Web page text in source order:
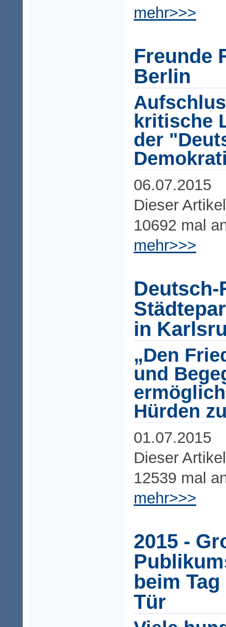
mehr>>>
Freunde
Berlin
kritische
der
06.07.2015
Dieser
10692 mal
mehr>>>
in
„Den
und
Hürden
01.07.2015
Dieser
12539 mal
mehr>>>
2015 -
beim
Tür